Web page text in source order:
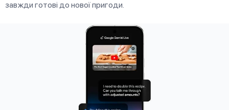
завжди готові до нової пригоди.